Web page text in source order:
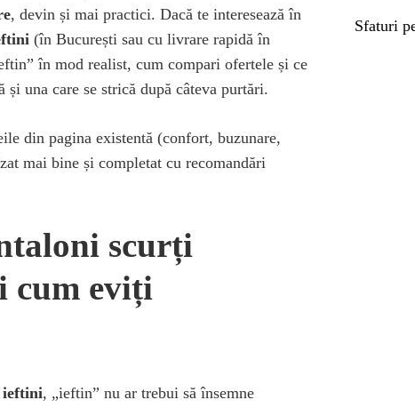
, devin și mai practici. Dacă te interesează în
(în București sau cu livrare rapidă în
în mod realist, cum compari ofertele și ce
una care se strică după câteva purtări.
din pagina existentă (confort, buzunare,
mai bine și completat cu recomandări
scurți
cum eviți
ieftini, „ieftin” nu ar trebui să însemne
Sfaturi